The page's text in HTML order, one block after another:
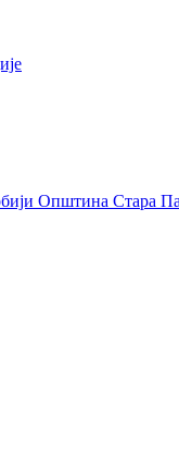
Општина Стара